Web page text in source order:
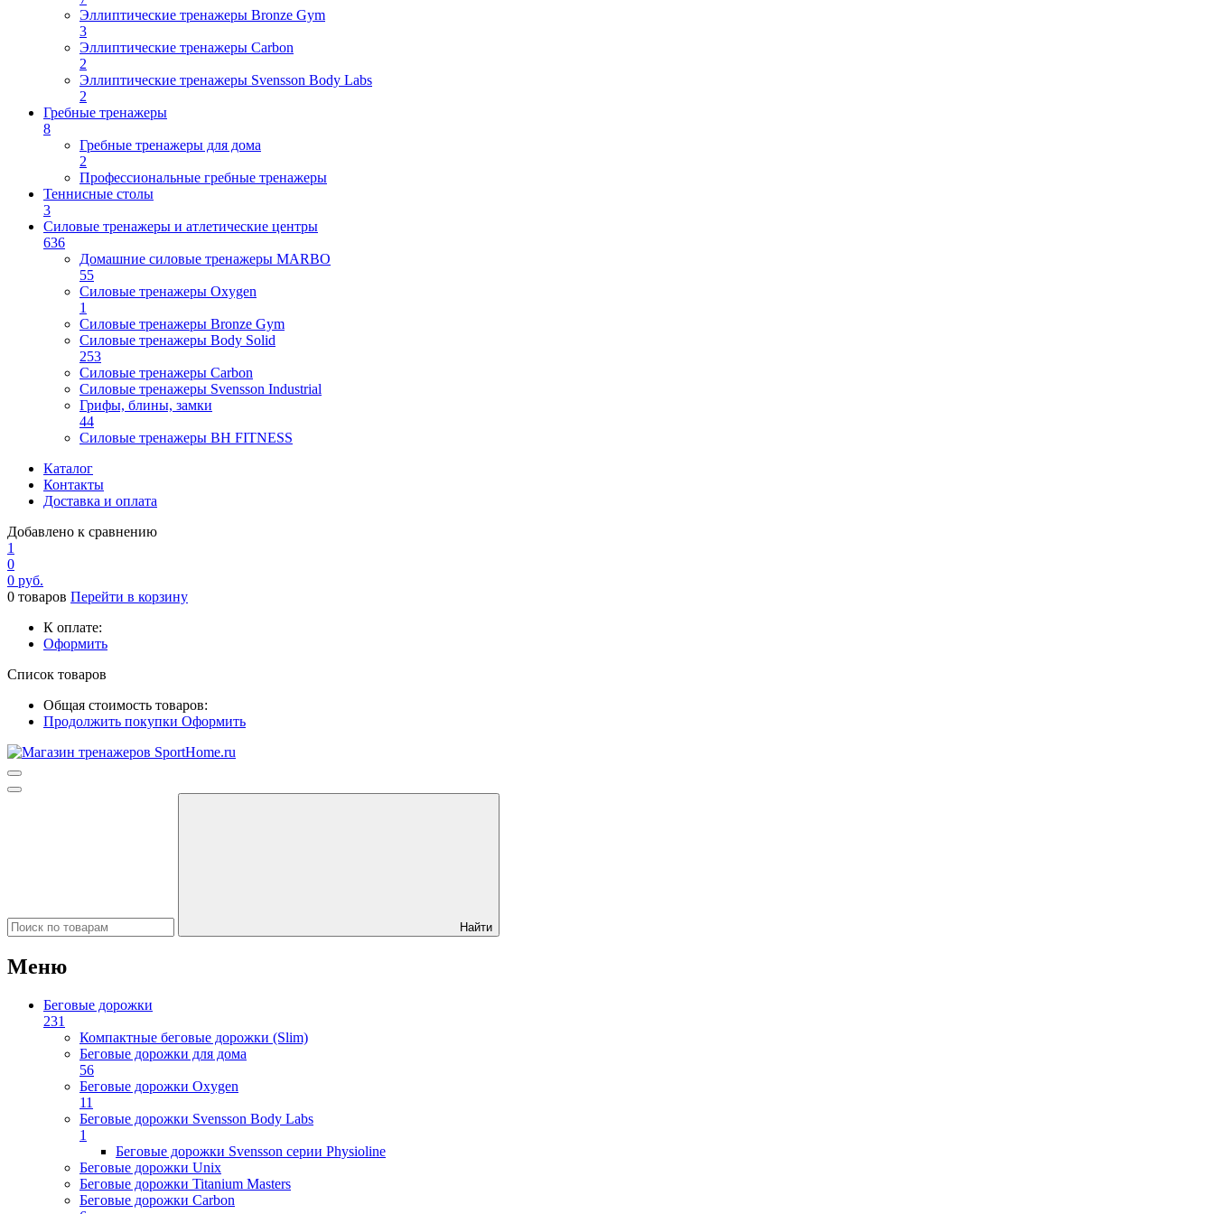
Эллиптические тренажеры Bronze Gym
3
Эллиптические тренажеры Carbon
2
Эллиптические тренажеры Svensson Body Labs
2
Гребные тренажеры
8
Гребные тренажеры для дома
2
Профессиональные гребные тренажеры
Теннисные столы
3
Силовые тренажеры и атлетические центры
636
Домашние силовые тренажеры MARBO
55
Силовые тренажеры Oxygen
1
Силовые тренажеры Bronze Gym
Силовые тренажеры Body Solid
253
Силовые тренажеры Carbon
Силовые тренажеры Svensson Industrial
Грифы, блины, замки
44
Силовые тренажеры BH FITNESS
Каталог
Контакты
Доставка и оплата
Добавлено к сравнению
1
0
0 руб.
0 товаров Перейти в корзину
К оплате:
Оформить
Список товаров
Общая стоимость товаров:
Продолжить покупки Оформить
Найти
Меню
Беговые дорожки
231
Компактные беговые дорожки (Slim)
Беговые дорожки для дома
56
Беговые дорожки Oxygen
11
Беговые дорожки Svensson Body Labs
1
Беговые дорожки Svensson серии Physioline
Беговые дорожки Unix
Беговые дорожки Titanium Masters
Беговые дорожки Carbon